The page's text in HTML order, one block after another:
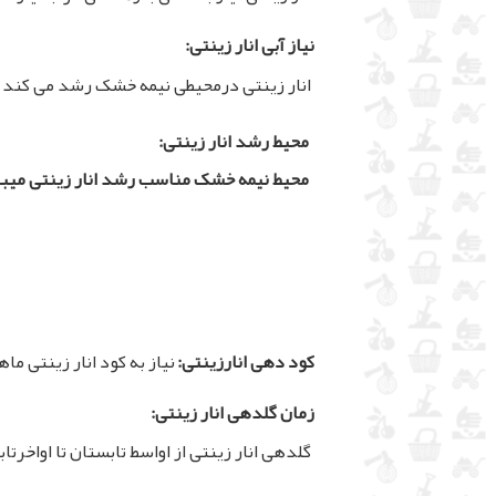
نیاز آبی انار زینتی:
انار زینتی درمحیطی نیمه خشک رشد می کند
محیط رشد انار زینتی:
محیط نیمه خشک مناسب رشد انار زینتی
کود دهی انارزینتی:نیاز به کود انار زینتی
زمان گلدهی انار زینتی:
گلدهی انار زینتی از اواسط تابستان تا